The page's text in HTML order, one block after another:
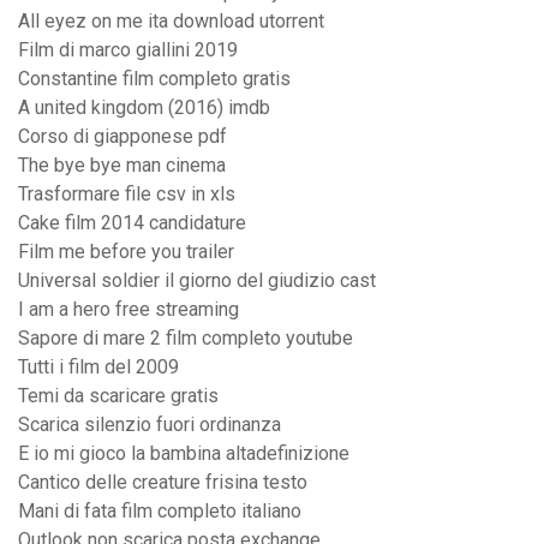
All eyez on me ita download utorrent
Film di marco giallini 2019
Constantine film completo gratis
A united kingdom (2016) imdb
Corso di giapponese pdf
The bye bye man cinema
Trasformare file csv in xls
Cake film 2014 candidature
Film me before you trailer
Universal soldier il giorno del giudizio cast
I am a hero free streaming
Sapore di mare 2 film completo youtube
Tutti i film del 2009
Temi da scaricare gratis
Scarica silenzio fuori ordinanza
E io mi gioco la bambina altadefinizione
Cantico delle creature frisina testo
Mani di fata film completo italiano